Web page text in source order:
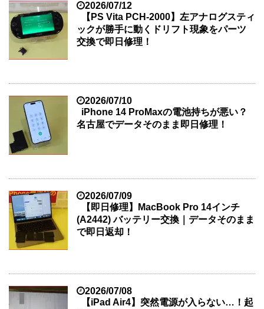
2026/07/12
【PS Vita PCH-2000】左アナログスティ
ックが勝手に動くドリフト現象をパーツ
交換で即日修理！
2026/07/10
iPhone 14 ProMaxの電池持ちが悪い？
名古屋でデータそのまま即日修理！
2026/07/09
【即日修理】MacBook Pro 14インチ
(A2442) バッテリー交換｜データそのまま
で即日返却！
2026/07/08
【iPad Air4】突然電源が入らない…！起